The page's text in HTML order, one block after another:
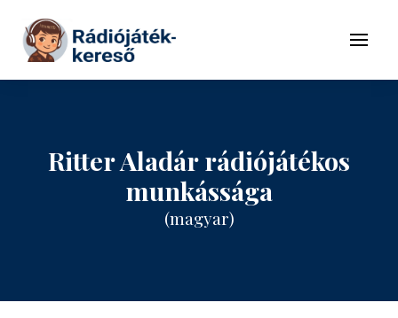
Tovább a tartalomhoz
Menü
Ritter Aladár rádiójátékos
munkássága
(magyar)